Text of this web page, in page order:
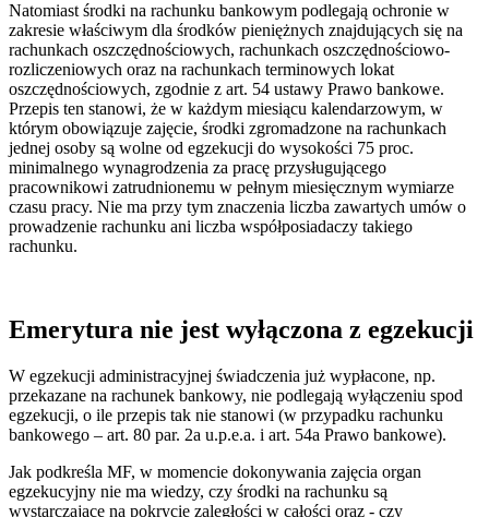
Natomiast środki na rachunku bankowym podlegają ochronie w
zakresie właściwym dla środków pieniężnych znajdujących się na
rachunkach oszczędnościowych, rachunkach oszczędnościowo-
rozliczeniowych oraz na rachunkach terminowych lokat
oszczędnościowych, zgodnie z art. 54 ustawy Prawo bankowe.
Przepis ten stanowi, że w każdym miesiącu kalendarzowym, w
którym obowiązuje zajęcie, środki zgromadzone na rachunkach
jednej osoby są wolne od egzekucji do wysokości 75 proc.
minimalnego wynagrodzenia za pracę przysługującego
pracownikowi zatrudnionemu w pełnym miesięcznym wymiarze
czasu pracy. Nie ma przy tym znaczenia liczba zawartych umów o
prowadzenie rachunku ani liczba współposiadaczy takiego
rachunku.
Emerytura nie jest wyłączona z egzekucji
W egzekucji administracyjnej świadczenia już wypłacone, np.
przekazane na rachunek bankowy, nie podlegają wyłączeniu spod
egzekucji, o ile przepis tak nie stanowi (w przypadku rachunku
bankowego – art. 80 par. 2a u.p.e.a. i art. 54a Prawo bankowe).
Jak podkreśla MF, w momencie dokonywania zajęcia organ
egzekucyjny nie ma wiedzy, czy środki na rachunku są
wystarczające na pokrycie zaległości w całości oraz - czy